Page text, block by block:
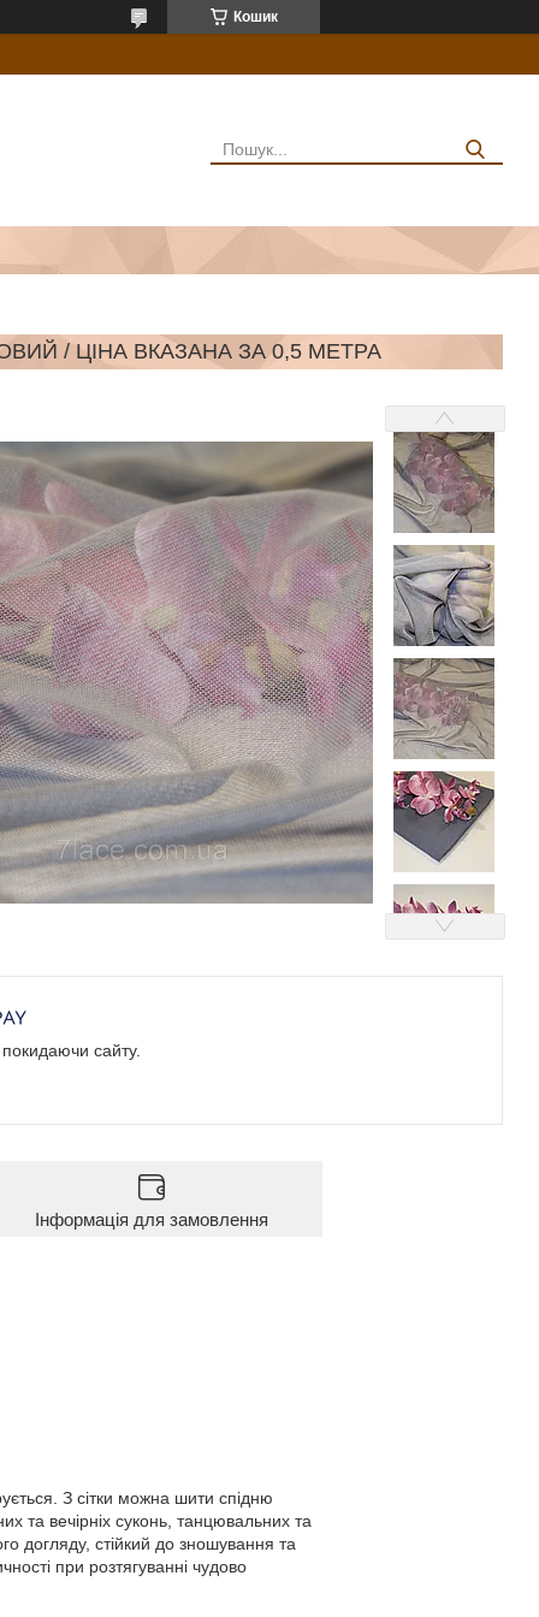
Кошик
/ ЦІНА ВКАЗАНА ЗА 0,5 МЕТРА
сайту.
Інформація для замовлення
З сітки можна шити спідню
та вечірніх суконь, танцювальних та
догляду, стійкий до зношування та
при розтягуванні чудово